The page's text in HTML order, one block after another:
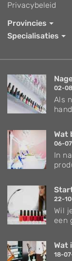
Privacybeleid
Provincies
Specialisaties
02-
Als
Wat
06-
In
22-
Wil
een
Wat
18-